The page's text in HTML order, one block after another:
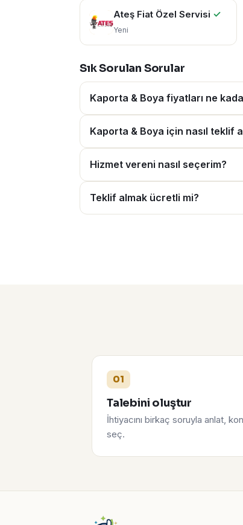
Ateş Fiat Özel Servisi ✓
Yeni
Sık Sorulan Sorular
Kaporta & Boya fiyatları ne
Kaporta & Boya için nasıl teklif
Hizmet vereni nasıl seçerim?
Teklif almak ücretli mi?
01
Talebini oluştur
İhtiyacını birkaç soruyla anlat,
seç.